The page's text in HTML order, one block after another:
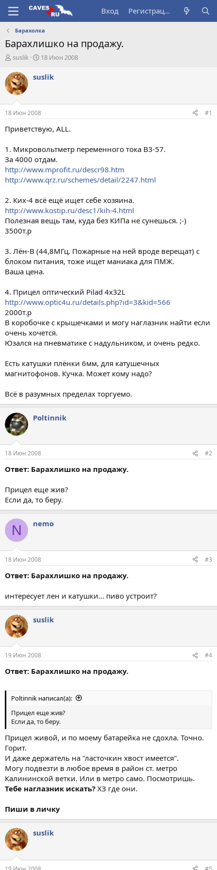
Вход Регистрация
Барахолка
Барахлишко на продажу.
А
т
о
р
т
е
м
ы
suslik
Д
т
ч
а
л
а
18 Июн 2008
suslik
18 Июн 2008 #1
Приветствую, ALL.
1. Микровольтметр переменного тока В3-57.
За 4000 отдам.
http://www.mprofit.ru/descr98.htm
http://www.qrz.ru/schemes/detail/2247.html
2. Ких-4 всё ещё ищет себе хозяина.
http://www.kostip.ru/desc1/kih-4.html
Полезная вещь там, куда без КИПа не сунешься. ;-)
3500т.р
3. Лён-В (44,8МГц. Пожарные на ней вроде верещат) с
блоком питания, тоже ищет маниака для ПМЖ.
Ваша цена.
4. Прицел оптический Pilad 4x32L
http://www.optic4u.ru/details.php?id=3&kid=566
2000т.р
В коробочке с крышечками и могу наглазник найти если
очень хочется.
Юзался на пневматике с надульником, и очень редко.
Есть катушки плёнки 6мм, для катушечных
магнитофонов. Кучка. Может кому надо?
Всё в разумных пределах торгуемо.
Poltinnik
18 Июн 2008 #2
Ответ: Барахлишко на продажу.
Прицел еще жив?
Если да, то беру.
N nemo
18 Июн 2008 #3
Ответ: Барахлишко на продажу.
интересует лен и катушки... пиво устроит?
suslik
19 Июн 2008 #4
Ответ: Барахлишко на продажу.
Poltinnik написал(а):
Прицел еще жив?
Если да, то беру.
Прицел живой, и по моему батарейка не сдохла. Точно.
Горит.
И даже держатель на "ласточкин хвост имеется".
Могу подвезти в любое время в район ст. метро
Калининской ветки. Или в метро само. Посмотришь.
Тебе наглазник искать? ХЗ где они.
Пиши в личку
suslik